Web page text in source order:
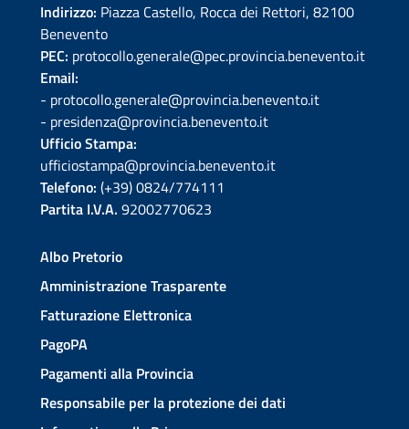
Indirizzo: Piazza Castello, Rocca dei Rettori, 82100
Benevento
PEC: protocollo.generale@pec.provincia.benevento.it
Email:
- protocollo.generale@provincia.benevento.it
- presidenza@provincia.benevento.it
Ufficio Stampa:
ufficiostampa@provincia.benevento.it
Telefono: (+39) 0824/774111
Partita I.V.A. 92002770623
Albo Pretorio
Amministrazione Trasparente
Fatturazione Elettronica
PagoPA
Pagamenti alla Provincia
Responsabile per la protezione dei dati